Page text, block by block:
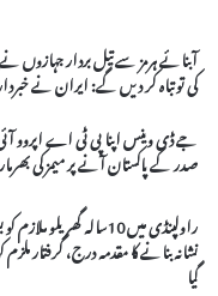
آبنائے ہرمز سے تیل بردار
کی تو تباہ کر دیں گے: ایران نے
جے ڈی وینس اپنا پی ٹی اے اپروو
صدر کے پاکستان آنے پر میمز کی بھرمار
راولپنڈی میں 10سالہ
نشانہ بنانے کا مقدمہ درج، گرفتار
گیا